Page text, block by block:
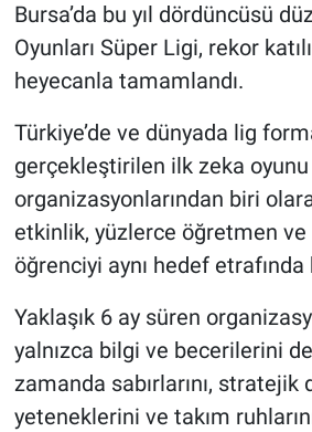
Bursa’da bu yıl dördüncüsü
Oyunları Süper Ligi, rekor
heyecanla tamamlandı.
Türkiye’de ve dünyada lig
gerçekleştirilen ilk zeka oyunu
organizasyonlarından biri
etkinlik, yüzlerce öğretmen
öğrenciyi aynı hedef
Yaklaşık 6 ay süren
yalnızca bilgi ve becerilerini
zamanda sabırlarını, stratejik
yeteneklerini ve takım
Yaşam
Spor
Nöbetçi Eczaneler